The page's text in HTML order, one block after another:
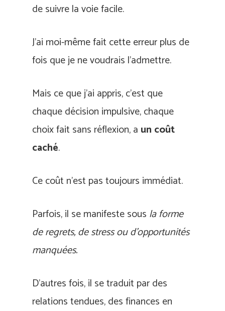
de suivre la voie facile.
J’ai moi-même fait cette erreur plus de
fois que je ne voudrais l’admettre.
Mais ce que j’ai appris, c’est que
chaque décision impulsive, chaque
choix fait sans réflexion, a un coût
caché.
Ce coût n’est pas toujours immédiat.
Parfois, il se manifeste sous la forme
de regrets, de stress ou d’opportunités
manquées.
D’autres fois, il se traduit par des
relations tendues, des finances en